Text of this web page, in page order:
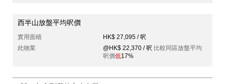
西半山放盤平均呎價
實用面積
HK$ 27,095 / 呎
此物業
@HK$ 22,370 / 呎 比較同區放盤平均
呎價低17%